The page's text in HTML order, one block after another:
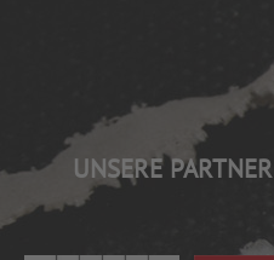
UNSERE PARTNER